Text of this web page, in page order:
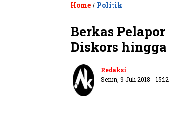
Home / Politik
Berkas
Diskors
Redaksi
Senin, 9 Juli 2018 -